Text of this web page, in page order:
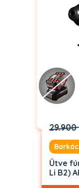
29.900
Ütve
Li B2)